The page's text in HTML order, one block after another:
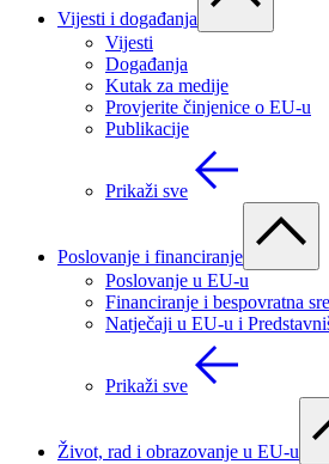
Vijesti i događanja
Vijesti
Događanja
Kutak za medije
Provjerite činjenice o EU-u
Publikacije
Prikaži sve
Poslovanje i financiranje
Poslovanje u EU-u
Financiranje i bespovratna
Natječaji u EU-u i
Prikaži sve
Život, rad i obrazovanje u EU-u